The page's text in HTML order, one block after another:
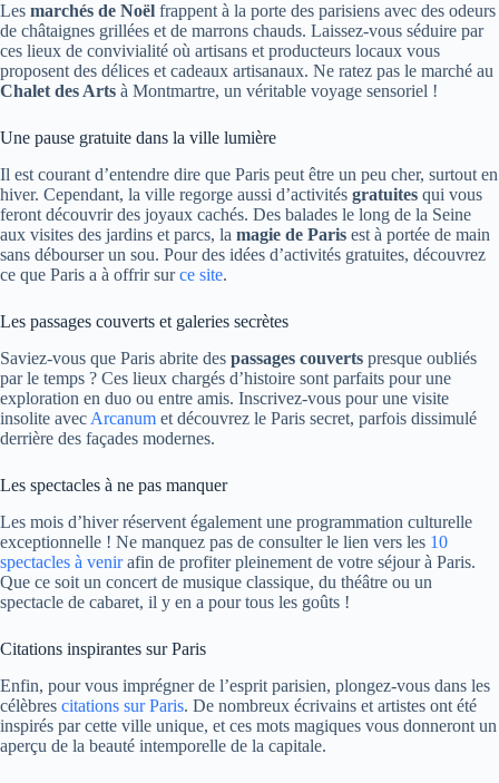
Les marchés de Noël frappent à la porte des parisiens avec des odeurs
de châtaignes grillées et de marrons chauds. Laissez-vous séduire par
ces lieux de convivialité où artisans et producteurs locaux vous
proposent des délices et cadeaux artisanaux. Ne ratez pas le marché au
Chalet des Arts à Montmartre, un véritable voyage sensoriel !
Une pause gratuite dans la ville lumière
Il est courant d’entendre dire que Paris peut être un peu cher, surtout en
hiver. Cependant, la ville regorge aussi d’activités gratuites qui vous
feront découvrir des joyaux cachés. Des balades le long de la Seine
aux visites des jardins et parcs, la magie de Paris est à portée de main
sans débourser un sou. Pour des idées d’activités gratuites, découvrez
ce que Paris a à offrir surce site.
Les passages couverts et galeries secrètes
Saviez-vous que Paris abrite des passages couverts presque oubliés
par le temps ? Ces lieux chargés d’histoire sont parfaits pour une
exploration en duo ou entre amis. Inscrivez-vous pour une visite
insolite avec Arcanum et découvrez le Paris secret, parfois dissimulé
derrière des façades modernes.
Les spectacles à ne pas manquer
Les mois d’hiver réservent également une programmation culturelle
exceptionnelle ! Ne manquez pas de consulter le lien vers les 10
spectacles à venirafin de profiter pleinement de votre séjour à Paris.
Que ce soit un concert de musique classique, du théâtre ou un
spectacle de cabaret, il y en a pour tous les goûts !
Citations inspirantes sur Paris
Enfin, pour vous imprégner de l’esprit parisien, plongez-vous dans les
célèbres citations sur Paris. De nombreux écrivains et artistes ont été
inspirés par cette ville unique, et ces mots magiques vous donneront un
aperçu de la beauté intemporelle de la capitale.